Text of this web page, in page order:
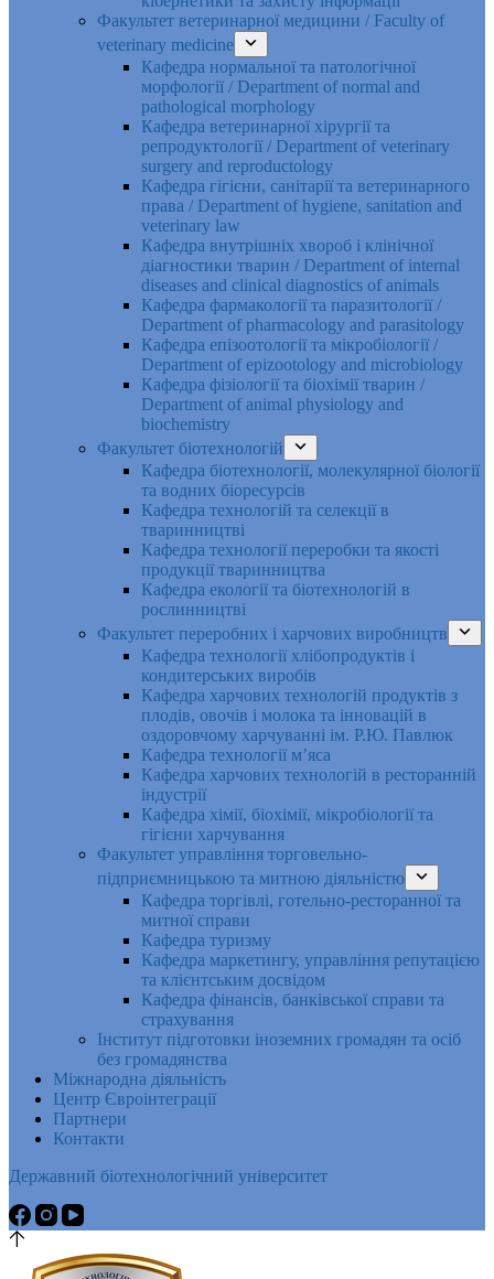
Факультет ветеринарної медицини / Faculty of
veterinary medicine
Кафедра нормальної та патологічної
морфології / Department of normal and
pathological morphology
Кафедра ветеринарної хірургії та
репродуктології / Department of veterinary
surgery and reproductology
Кафедра гігієни, санітарії та ветеринарного
права / Department of hygiene, sanitation and
veterinary law
Кафедра внутрішніх хвороб і клінічної
діагностики тварин / Department of internal
diseases and clinical diagnostics of animals
Кафедра фармакології та паразитології /
Department of pharmacology and parasitology
Кафедра епізоотології та мікробіології /
Department of epizootology and microbiology
Кафедра фізіології та біохімії тварин /
Department of animal physiology and
biochemistry
Факультет біотехнологій
Кафедра біотехнології, молекулярної біології
та водних біоресурсів
Кафедра технологій та селекції в
тваринництві
Кафедра технології переробки та якості
продукції тваринництва
Кафедра екології та біотехнологій в
рослинництві
Факультет переробних і харчових виробництв
Кафедра технології хлібопродуктів і
кондитерських виробів
Кафедра харчових технологій продуктів з
плодів, овочів і молока та інновацій в
оздоровчому харчуванні ім. Р.Ю. Павлюк
Кафедра технології м’яса
Кафедра харчових технологій в ресторанній
індустрії
Кафедра хімії, біохімії, мікробіології та
гігієни харчування
Факультет управління торговельно-
підприємницькою та митною діяльністю
Кафедра торгівлі, готельно-ресторанної та
митної справи
Кафедра туризму
Кафедра маркетингу, управління репутацією
та клієнтським досвідом
Кафедра фінансів, банківської справи та
страхування
Інститут підготовки іноземних громадян та осіб
без громадянства
Міжнародна діяльність
Центр Євроінтеграції
Партнери
Контакти
Державний біотехнологічний університет